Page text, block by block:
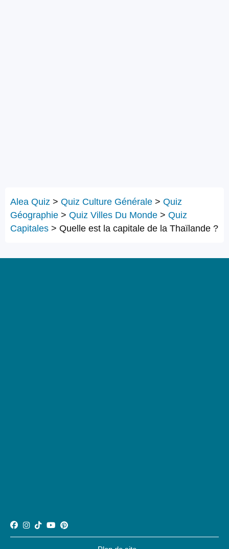
Alea Quiz > Quiz Culture Générale > Quiz
Géographie > Quiz Villes Du Monde > Quiz
Capitales > Quelle est la capitale de la Thaïlande ?